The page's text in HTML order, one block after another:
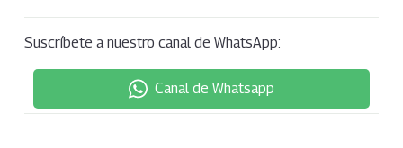
Suscríbete a nuestro canal de WhatsApp:
Canal de Whatsapp